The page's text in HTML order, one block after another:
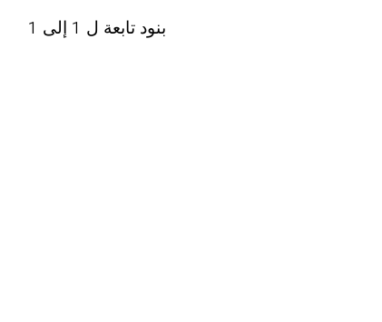
بنود تابعة ل 1 إلى 1